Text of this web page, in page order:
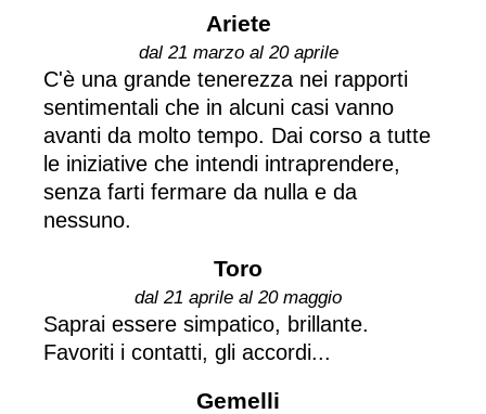
Ariete
dal 21 marzo al 20 aprile
C'è una grande tenerezza nei rapporti
sentimentali che in alcuni casi vanno
avanti da molto tempo. Dai corso a tutte
le iniziative che intendi intraprendere,
senza farti fermare da nulla e da
nessuno.
Toro
dal 21 aprile al 20 maggio
Saprai essere simpatico, brillante.
Favoriti i contatti, gli accordi...
Gemelli